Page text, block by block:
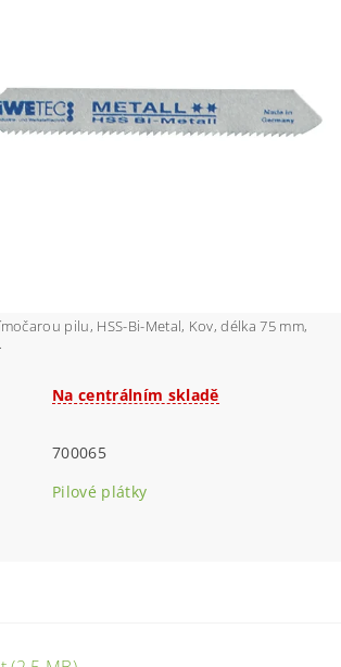
pilu, HSS-Bi-Metal, Kov, délka 75 mm,
Na centrálním skladě
700065
Pilové plátky